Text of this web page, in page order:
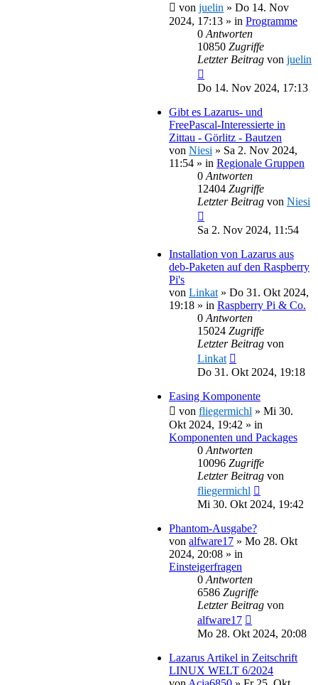
von juelin » Do 14. Nov
2024, 17:13 » in Programme
0 Antworten
10850 Zugriffe
Letzter Beitrag von juelin
Do 14. Nov 2024, 17:13
Gibt es Lazarus- und
FreePascal-Interessierte in
Zittau - Görlitz - Bautzen
von Niesi » Sa 2. Nov 2024,
11:54 » in Regionale Gruppen
0 Antworten
12404 Zugriffe
Letzter Beitrag von Niesi
Sa 2. Nov 2024, 11:54
Installation von Lazarus aus
deb-Paketen auf den Raspberry
Pi's
von Linkat » Do 31. Okt 2024,
19:18 » in Raspberry Pi & Co.
0 Antworten
15024 Zugriffe
Letzter Beitrag von
Linkat
Do 31. Okt 2024, 19:18
Easing Komponente
von fliegermichl » Mi 30.
Okt 2024, 19:42 » in
Komponenten und Packages
0 Antworten
10096 Zugriffe
Letzter Beitrag von
fliegermichl
Mi 30. Okt 2024, 19:42
Phantom-Ausgabe?
von alfware17 » Mo 28. Okt
2024, 20:08 » in
Einsteigerfragen
0 Antworten
6586 Zugriffe
Letzter Beitrag von
alfware17
Mo 28. Okt 2024, 20:08
Lazarus Artikel in Zeitschrift
LINUX WELT 6/2024